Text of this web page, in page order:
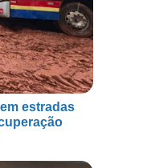
estradas